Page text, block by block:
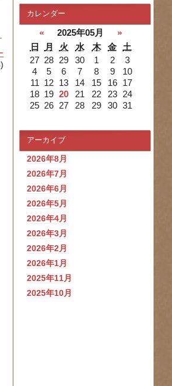
カレンダー
« 2025年05月
»
日
月 火 水 木 金
土
27 28 29 30 1 2
3
4
5 6 7 8 9
10
11 12 13 14 15 16
17
18 19 20 21 22 23
24
25 26 27 28 29 30 31
アーカイブ
2026年8月
2026年7月
2026年6月
2026年5月
2026年4月
2026年3月
2026年2月
2026年1月
2025年11月
2025年10月